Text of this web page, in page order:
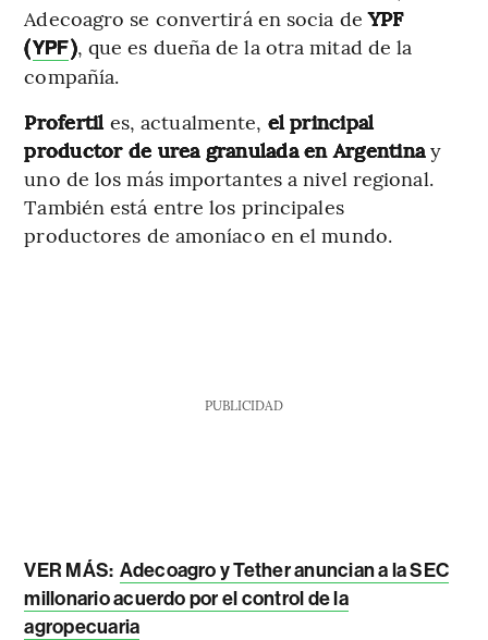
Adecoagro se convertirá en socia deYPF
(YPF), que es dueña de la otra mitad de la
compañía.
Profertil es, actualmente, el principal
productor de urea granulada en Argentinay
uno de los más importantes a nivel regional.
También está entre los principales
productores de amoníaco en el mundo.
PUBLICIDAD
VER MÁS: Adecoagro y Tether anuncian a la SEC
millonario acuerdo por el control de la
agropecuaria